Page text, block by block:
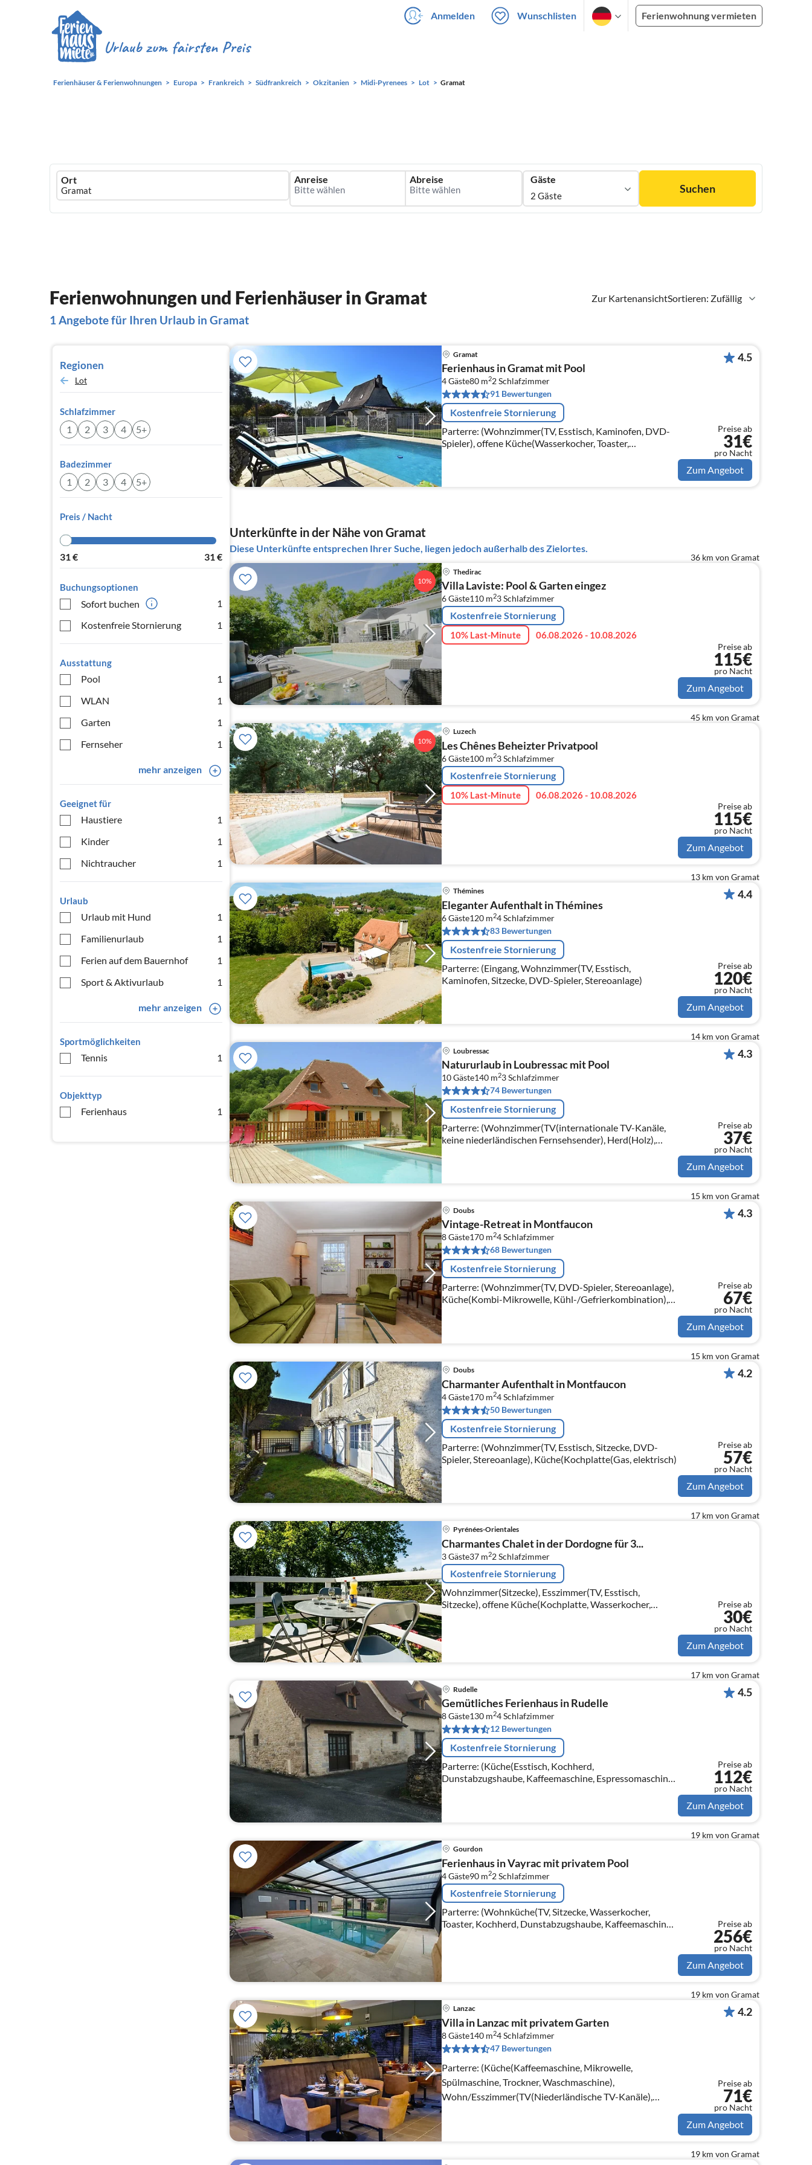
Anmelden Wunschlisten Ferienwohnung vermieten
Ferienhäuser & Ferienwohnungen Europa Frankreich Südfrankreich Okzitanien Midi-Pyrenees Lot Gramat
Ferienhausmiete
logo
Ort Anreise Abreise Gäste
2 Gäste
Suchen
Zur KartenansichtSortieren: Zufällig
Ferienwohnungen und Ferienhäuser in Gramat
1 Angebote für Ihren Urlaub in Gramat
Regionen
Lot
Schlafzimmer
1 2 3 4 5+
Badezimmer
1 2 3 4 5+
Preis / Nacht
31€ 31€
Buchungsoptionen
Sofort buchen
1
Kostenfreie Stornierung
1
Ausstattung
Pool
1
WLAN
1
Garten
1
Fernseher
1
mehr anzeigen
Geeignet für
Haustiere
1
Kinder
1
Nichtraucher
1
Urlaub
Urlaub mit Hund
1
Familienurlaub
1
Ferien auf dem Bauernhof
1
Sport & Aktivurlaub
1
mehr anzeigen
Sportmöglichkeiten
Tennis 1
Objekttyp
Ferienhaus 1
Gramat
Ferienhaus in Gramat mit Pool
4 Gäste80 m22Schlafzimmer
91 Bewertungen
Kostenfreie Stornierung
Parterre: (Wohnzimmer(TV, Esstisch, Kaminofen, DVD-
Spieler), offene Küche(Wasserkocher, Toaster,
Kaffeemaschine, Backofen, Mikrowelle, Spülmaschine,
Kühl-/Gefrierkombination)
4.5
Preise ab
31€
pro Nacht
Zum Angebot
Unterkünfte in der Nähe von Gramat
Diese Unterkünfte entsprechen Ihrer Suche, liegen jedoch außerhalb des Zielortes.
10%
36 km von Gramat
Thedirac
Villa Laviste: Pool & Garten eingez
6 Gäste110 m23Schlafzimmer
Kostenfreie Stornierung
10% Last-Minute 06.08.2026 - 10.08.2026
Preise ab
115€
pro Nacht
Zum Angebot
10%
45 km von Gramat
Luzech
Les Chênes Beheizter Privatpool
6 Gäste100 m23Schlafzimmer
Kostenfreie Stornierung
10% Last-Minute 06.08.2026 - 10.08.2026
Preise ab
115€
pro Nacht
Zum Angebot
13 km von Gramat
Thémines
Eleganter Aufenthalt in Thémines
6 Gäste120 m24Schlafzimmer
83 Bewertungen
Kostenfreie Stornierung
Parterre: (Eingang, Wohnzimmer(TV, Esstisch,
Kaminofen, Sitzecke, DVD-Spieler, Stereoanlage)
4.4
Preise ab
120€
pro Nacht
Zum Angebot
14 km von Gramat
Loubressac
Natururlaub in Loubressac mit Pool
10 Gäste140 m23Schlafzimmer
74 Bewertungen
Kostenfreie Stornierung
Parterre: (Wohnzimmer(TV(internationale TV-Kanäle,
keine niederländischen Fernsehsender), Herd(Holz),
Sitzecke, DVD-Spieler)
4.3
Preise ab
37€
pro Nacht
Zum Angebot
15 km von Gramat
Doubs
Vintage-Retreat in Montfaucon
8 Gäste170 m24Schlafzimmer
68 Bewertungen
Kostenfreie Stornierung
Parterre: (Wohnzimmer(TV, DVD-Spieler, Stereoanlage),
Küche(Kombi-Mikrowelle, Kühl-/Gefrierkombination),
Schlafzimmer(Doppelbett), Badezimmer(Dusche),
4.3
Preise ab
67€
pro Nacht
Zum Angebot
15 km von Gramat
Doubs
Charmanter Aufenthalt in Montfaucon
4 Gäste170 m24Schlafzimmer
50 Bewertungen
Kostenfreie Stornierung
Parterre: (Wohnzimmer(TV, Esstisch, Sitzecke, DVD-
Spieler, Stereoanlage), Küche(Kochplatte(Gas, elektrisch)
4.2
Preise ab
57€
pro Nacht
Zum Angebot
17 km von Gramat
Pyrénées-Orientales
Charmantes Chalet in der Dordogne für 3...
3 Gäste37 m22Schlafzimmer
Kostenfreie Stornierung
Wohnzimmer(Sitzecke), Esszimmer(TV, Esstisch,
Sitzecke), offene Küche(Kochplatte, Wasserkocher,
Toaster, Kaffeemaschine, Backofen, Kombi-Mikrowelle,
Spülmaschine, Kühl-/Gefrierkomb...
Preise ab
30€
pro Nacht
Zum Angebot
17 km von Gramat
Rudelle
Gemütliches Ferienhaus in Rudelle
8 Gäste130 m24Schlafzimmer
12 Bewertungen
Kostenfreie Stornierung
Parterre: (Küche(Esstisch, Kochherd,
Dunstabzugshaube, Kaffeemaschine, Espressomaschine,
Grill, Kombi-Mikrowelle, Kühl-/Gefrierkombination,
Waschmaschine, Hochstuhl, Mixer))
4.5
Preise ab
112€
pro Nacht
Zum Angebot
19 km von Gramat
Gourdon
Ferienhaus in Vayrac mit privatem Pool
4 Gäste90 m22Schlafzimmer
Kostenfreie Stornierung
Parterre: (Wohnküche(TV, Sitzecke, Wasserkocher,
Toaster, Kochherd, Dunstabzugshaube, Kaffeemaschine,
Backofen, Mikrowelle, Spülmaschine,
Preise ab
256€
pro Nacht
Zum Angebot
19 km von Gramat
Lanzac
Villa in Lanzac mit privatem Garten
8 Gäste140 m24Schlafzimmer
47 Bewertungen
Parterre: (Küche(Kaffeemaschine, Mikrowelle,
Spülmaschine, Trockner, Waschmaschine),
Wohn/Esszimmer(TV(Niederländische TV-Kanäle),
DVD-Spieler, Stereoanlage)
4.2
Preise ab
71€
pro Nacht
Zum Angebot
19 km von Gramat